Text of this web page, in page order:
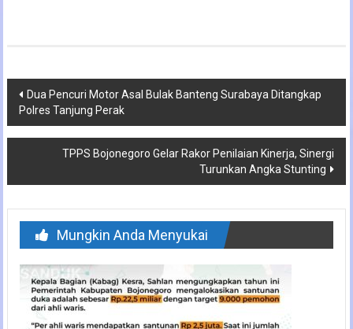
Navigasi
pos
Dua Pencuri Motor Asal Bulak Banteng Surabaya Ditangkap
Polres Tanjung Perak
TPPS Bojonegoro Gelar Rakor Penilaian Kinerja, Sinergi
Turunkan Angka Stunting
Mungkin Anda Menyukai